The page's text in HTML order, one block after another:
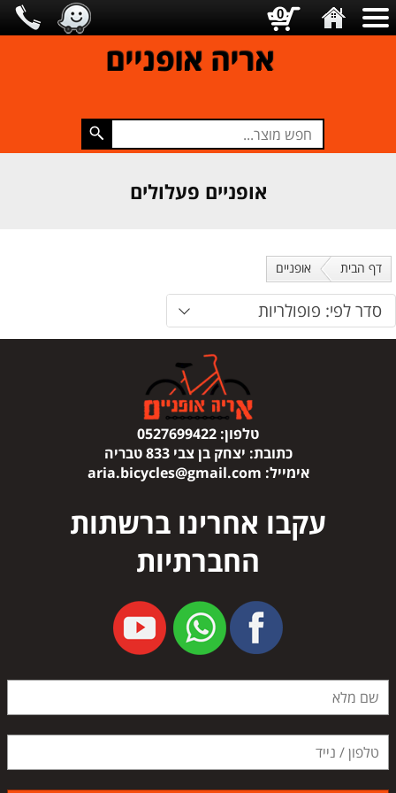
אריה אופניים
אופניים פעלולים
דף הבית אופניים
סדר לפי: פופולריות
טלפון: 0527699422
כתובת: יצחק בן צבי 833 טבריה
אימייל: aria.bicycles@gmail.com
עקבו אחרינו ברשתות
החברתיות
0